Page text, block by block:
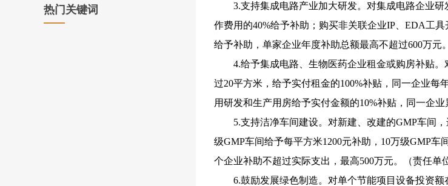
热门关键词
3.支持集成电路产业加大研发。对集成电路企业
作费用的40%给予补助；购买非关联企业IP、EDA工
给予补助，单家企业年度补助总额最高不超过600万元
4.给予集成电路、生物医药企业租金或购房补贴
过20平方米，给予实付租金的100%补贴，同一企业每
用研发和生产用房给予实付金额的10%补贴，同一企
5.支持洁净车间建设。对新建、改建的GMP车间
级GMP车间给予每平方米1200元补助，10万级GMP
个企业补助不超过实际支出，最高500万元。（责任单
6.鼓励发展绿色制造。对单个节能项目设备投资